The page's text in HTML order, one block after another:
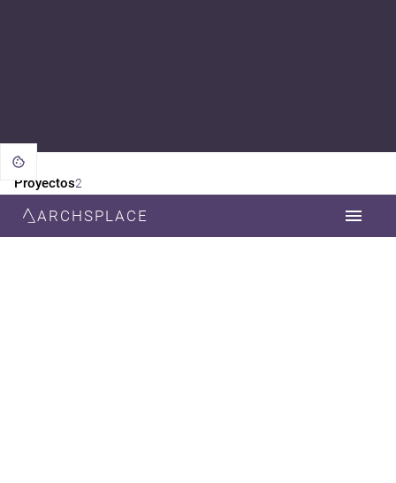
ARCHSPLACE
Proyectos2
CATEGORÍA
TODOS ENERGÍA SOLAR AIRE ACONDICIONADO